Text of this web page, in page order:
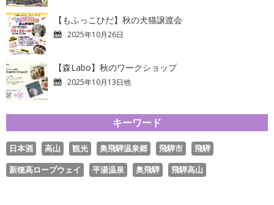
【もふっこひだ】秋の犬猫譲渡会
2025年10月26日
【森Labo】秋のワークショップ
2025年10月13日他
キーワード
日本酒 高山 観光 奥飛騨温泉郷 飛騨市
飛騨
新穂高ロープウェイ
平湯温泉 奥飛騨 飛騨高山